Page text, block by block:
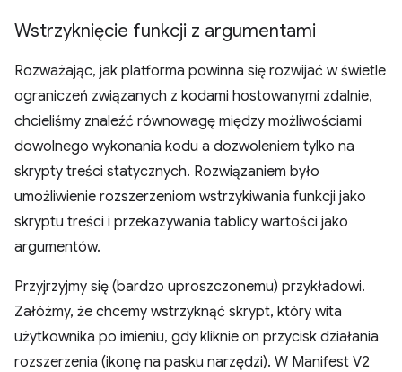
Wstrzyknięcie funkcji z argumentami
Rozważając, jak platforma powinna się rozwijać w świetle
ograniczeń związanych z kodami hostowanymi zdalnie,
chcieliśmy znaleźć równowagę między możliwościami
dowolnego wykonania kodu a dozwoleniem tylko na
skrypty treści statycznych. Rozwiązaniem było
umożliwienie rozszerzeniom wstrzykiwania funkcji jako
skryptu treści i przekazywania tablicy wartości jako
argumentów.
Przyjrzyjmy się (bardzo uproszczonemu) przykładowi.
Załóżmy, że chcemy wstrzyknąć skrypt, który wita
użytkownika po imieniu, gdy kliknie on przycisk działania
rozszerzenia (ikonę na pasku narzędzi). W Manifest V2